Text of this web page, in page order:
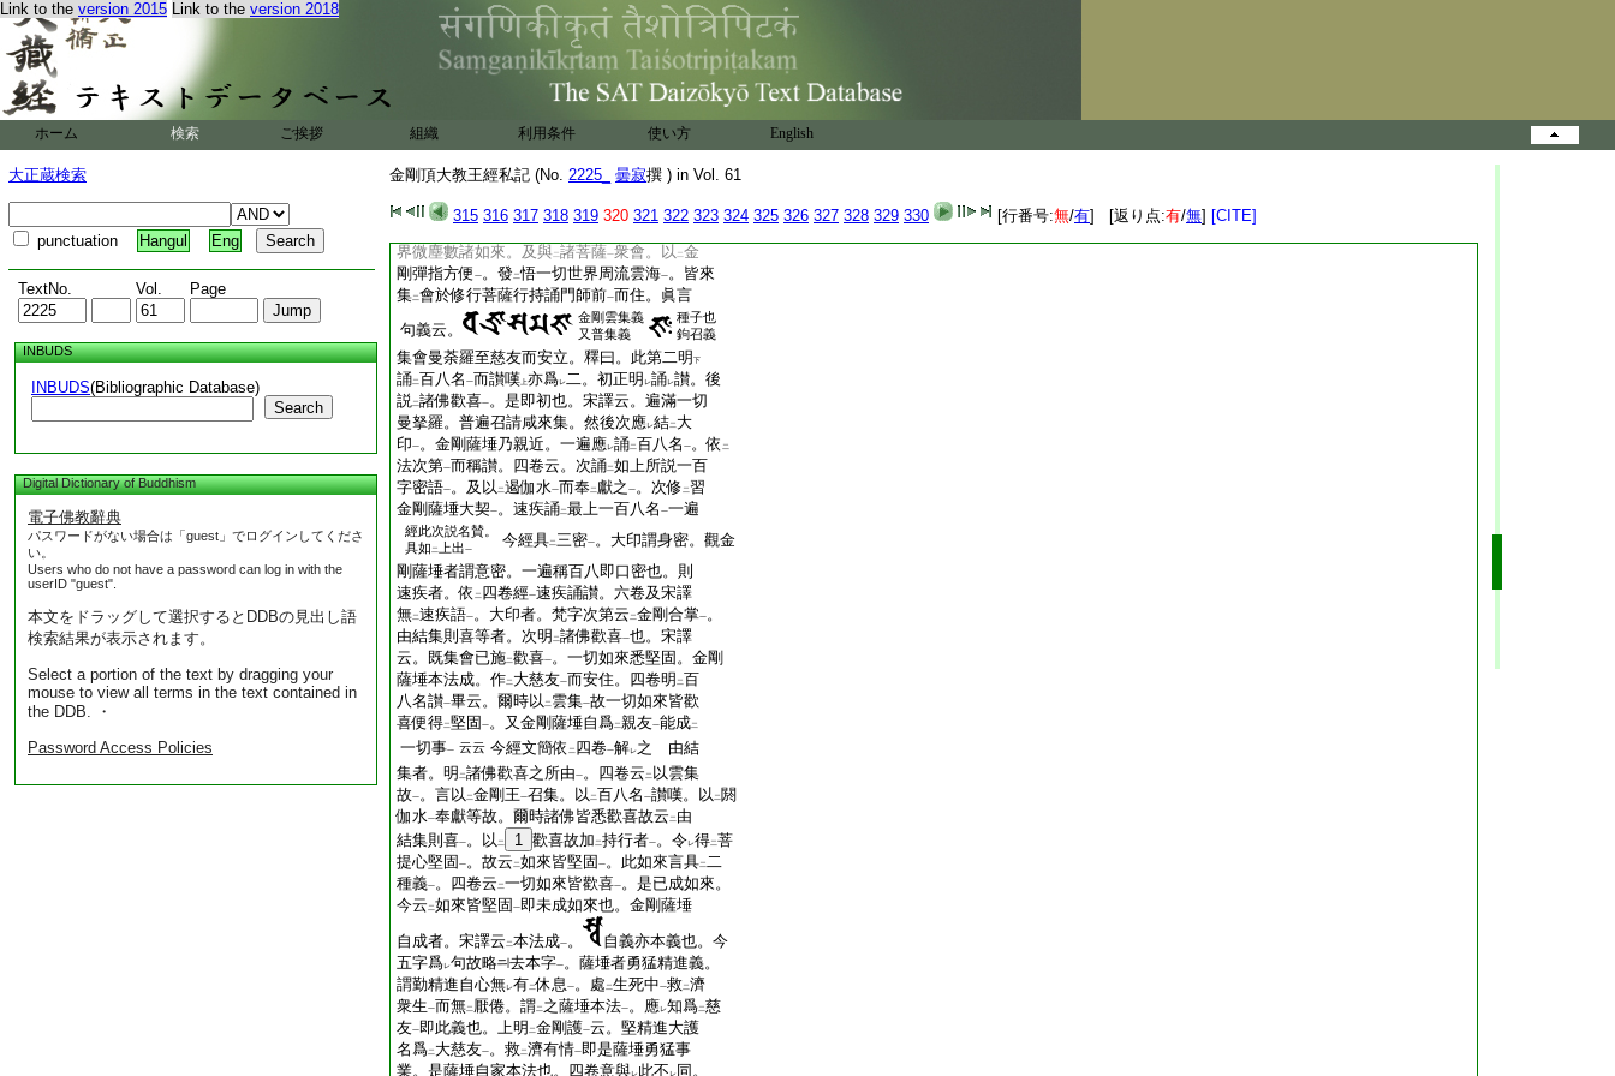
Link to the version 2015 Link to the version 2018
ホーム 検索 ご挨拶 組織 利用条件 使い方 English
大正蔵検索
punctuation Hangul Eng
TextNo. Vol. Page
INBUDS
INBUDS(Bibliographic Database)
Search
Digital Dictionary of Buddhism
電子佛教辭典
パスワードがない場合は「guest」でログインしてくださ
い。
Users who do not have a password can log in with the
userID "guest".
本文をドラッグして選択するとDDBの見出し語
検索結果が表示されます。
Select a portion of the text by dragging your
mouse to view all terms in the text contained in
the DDB. ・
Password Access Policies
金剛頂大教王經私記 (No. 2225_ 曇寂撰 ) in Vol. 61
315 316 317 318 319 320 321 322 323 324 325 326 327 328 329 330 [行番号:無/有] [返り点:有/無] [CITE]
賢聖衆皆悉來會也。別擧 金剛薩埵
者謂菩
提心也。今轉
行者本有菩提心 。爲 二修生菩
故別請 也。四卷云。次結 二 雲集契
。
薩埵金剛堅牢契 已。屈 進力度 於 忍願
鉤形 。彼金剛契分已即
指出レ聲。召 請一切如來 一 令 雲集一。即誦
大身菩薩 名 金剛雲集 。於 虚空中 思惟。以
左右手一 執二金剛杵及犍搥一撃 レ之。出レ聲遍二
滿
界微塵數諸如來。及與二諸菩薩一衆會。以 二金
剛彈指方便 一。發 二悟一切世界周流雲海一。皆來
集二會於修行菩薩行持誦門師前一而住。眞言
句義云。
金剛雲集義
又普集義
種子也
鉤召義
集會曼荼羅至慈友而安立。釋曰。此第二明 下
誦二百八名 一而讃嘆 上亦爲レ二。初正明 レ誦レ讃。後
説二諸佛歡喜一。是即初也。宋譯云。遍滿一切
曼拏羅。普遍召請咸來集。然後次應レ結二 大
印一。金剛薩埵乃親近。一遍應レ誦二百八名 一。依 二
法次第一而稱讃。四卷云。次誦二如上所説一百
字密語一。及以 二遏伽水一而奉二獻之 一。次修 二習
金剛薩埵大契一。速疾誦二最上一百八名 一一遍
經此次説名賛。
具如 二 上出一
今經具二三密一。大印謂身密。觀金
剛薩埵者謂意密。一遍稱百八即口密也。則
速疾者。依 二 四卷經一速疾誦讃。六卷及宋譯
無二速疾語一。大印者。梵字次第云 二金剛合掌一。
由結集則喜等者。次明 二諸佛歡喜一也。宋譯
云。既集會已施二歡喜一。一切如來悉堅固。金剛
薩埵本法成。作二 大慈友一而安住。四卷明 二百
八名讃一畢云。爾時以 二 雲集一故一切如來皆歡
喜便得二堅固 一。又金剛薩埵自爲二親友一能成二
一切事一 云云 今經文簡依 二 四卷一解レ之 由結
集者。明 二諸佛歡喜之所由一。四卷云 二 以雲集
故一。言以 二金剛王一召集。以 二百八名 一讃嘆。以 二 閼
伽水一奉獻等故。爾時諸佛皆悉歡喜故云 二 由
結集則喜一。以 二 1 歡喜故加 二持行者一。令レ得二菩
提心堅固 一。故云 二如來皆堅固 一。此如來言具二二
種義一。四卷云 二一切如來皆歡喜一。是已成如來。
今云 二如來皆堅固 一即未成如來也。金剛薩埵
自成者。宋譯云 二本法成一。
自義亦本義也。今
五字爲レ句故略 去本字一。薩埵者勇猛精進義。
謂勤精進自心無レ有二休息一。處 二生死中一救二濟
衆生一而無二 厭倦。謂二 之薩埵本法一。應レ知爲二慈
友一即此義也。上明 二金剛護一云。堅精進大護
名爲二 大慈友一。救二濟有情一即是薩埵勇猛事
業。是薩埵自家本法也。四卷意與レ此不 レ 同。